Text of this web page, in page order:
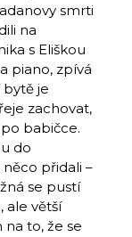
smrti
na
s Eliškou
piano, zpívá
bytě je
zachovat,
babičce.
do
přidali –
se pustí
ale větší
to, že se